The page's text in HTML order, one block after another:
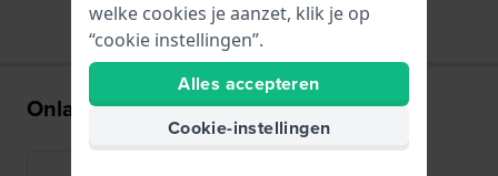
Onlangs bekeken
welke cookies je aanzet, klik je op
“cookie instellingen”.
Alles accepteren
Cookie-instellingen